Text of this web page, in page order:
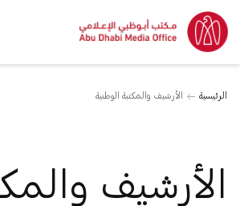
الرئيسية الأرشيف والمكتبة الوطنية
الأرشيف